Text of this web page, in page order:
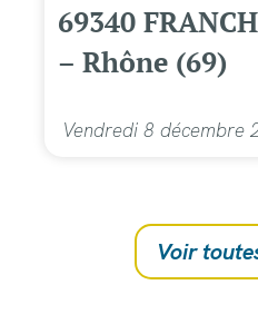
69340
– Rhône (69)
Vendredi 8 décembre
Voir